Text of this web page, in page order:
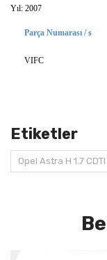
Yıl:
Parça Numarası / s
VIFC
Etiketler
Opel Astra H 1.7